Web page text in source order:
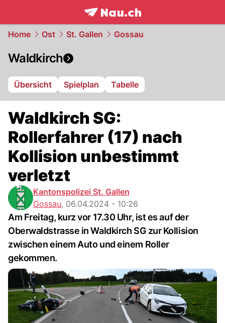
frontpage.NAU.ch
Home Ost St. Gallen Gossau
Waldkirch
Übersicht Spielplan Tabelle
Waldkirch SG:
Rollerfahrer (17) nach
Kollision unbestimmt
verletzt
Kantonspolizei St. Gallen
Gossau, 06.04.2024 - 10:26
Am Freitag, kurz vor 17.30 Uhr, ist es auf der
Oberwaldstrasse in Waldkirch SG zur Kollision
zwischen einem Auto und einem Roller
gekommen.